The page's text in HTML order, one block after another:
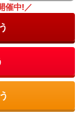
催中!／